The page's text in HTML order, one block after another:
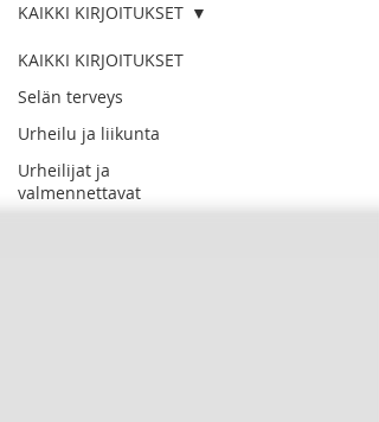
KAIKKI KIRJOITUKSET
Selän terveys
Urheilu ja liikunta
Urheilijat ja
valmennettavat
KAIKKI KIRJOITUKSET